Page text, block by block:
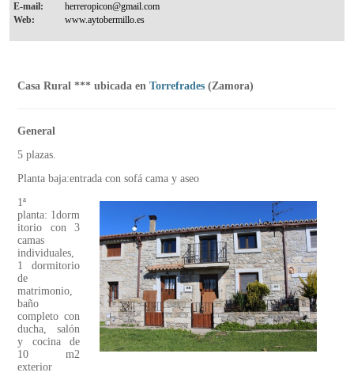
E-mail:
Web:
Casa Rural *** ubicada en Torrefrades (Zamora)
General
5 plazas.
Planta baja:entrada con sofá cama y aseo
1ª
planta: 1dorm
itorio con 3
camas
individuales,
1 dormitorio
de
matrimonio,
baño
completo con
ducha, salón
y cocina de
10 m2
exterior